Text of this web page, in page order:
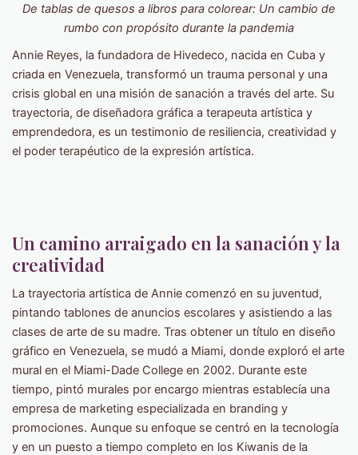
De tablas de quesos a libros para colorear: Un cambio de
rumbo con propósito durante la pandemia
Annie Reyes, la fundadora de Hivedeco, nacida en Cuba y
criada en Venezuela, transformó un trauma personal y una
crisis global en una misión de sanación a través del arte. Su
trayectoria, de diseñadora gráfica a terapeuta artística y
emprendedora, es un testimonio de resiliencia, creatividad y
el poder terapéutico de la expresión artística.
Un camino arraigado en la sanación y la
creatividad
La trayectoria artística de Annie comenzó en su juventud,
pintando tablones de anuncios escolares y asistiendo a las
clases de arte de su madre. Tras obtener un título en diseño
gráfico en Venezuela, se mudó a Miami, donde exploró el arte
mural en el Miami-Dade College en 2002. Durante este
tiempo, pintó murales por encargo mientras establecía una
empresa de marketing especializada en branding y
promociones. Aunque su enfoque se centró en la tecnología
y en un puesto a tiempo completo en los Kiwanis de la